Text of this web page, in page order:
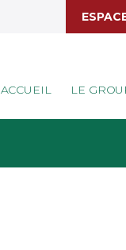
ACCUEIL LE